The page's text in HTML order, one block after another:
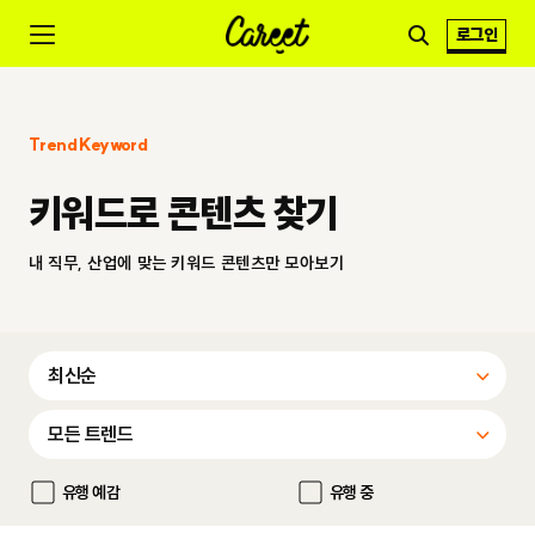
로그인
Trend Keyword
키워드로 콘텐츠 찾기
내 직무, 산업에 맞는 키워드 콘텐츠만 모아보기
유행 예감 유행 중